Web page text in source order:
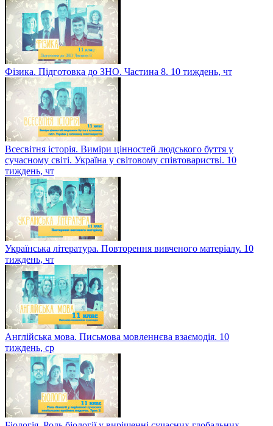
Фізика. Підготовка до ЗНО. Частина 8. 10 тиждень, чт
Всесвітня історія. Виміри цінностей людського буття у
сучасному світі. Україна у світовому співтоваристві. 10
тиждень, чт
Українська література. Повторення вивченого матеріалу. 10
тиждень, чт
Англійська мова. Письмова мовленнєва взаємодія. 10
тиждень, ср